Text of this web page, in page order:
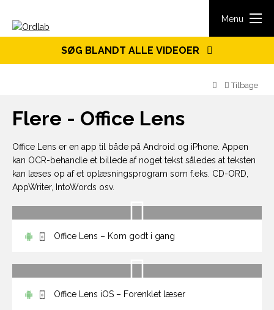
Menu
SØG BLANDT ALLE VIDEOER
Tilbage
Flere - Office Lens
Office Lens er en app til både på Android og iPhone. Appen
kan OCR-behandle et billede af noget tekst således at teksten
kan læses op af et oplæsningsprogram som f.eks. CD-ORD,
AppWriter, IntoWords osv.
Office Lens – Kom godt i gang
Office Lens iOS – Forenklet læser